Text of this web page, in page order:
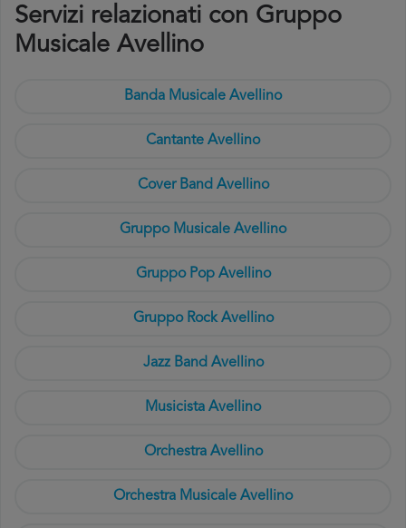
Servizi relazionati con Gruppo
Musicale Avellino
Banda Musicale Avellino
Cantante Avellino
Cover Band Avellino
Gruppo Musicale Avellino
Gruppo Pop Avellino
Gruppo Rock Avellino
Jazz Band Avellino
Musicista Avellino
Orchestra Avellino
Orchestra Musicale Avellino